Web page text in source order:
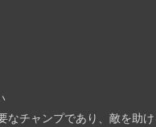
なチャンプであり、敵を助